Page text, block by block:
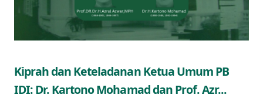
Kiprah dan Keteladanan Ketua Umum PB
IDI: Dr. Kartono Mohamad dan Prof. Azr...